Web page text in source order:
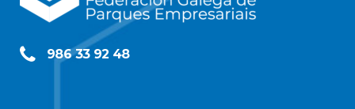
986 33 92 48